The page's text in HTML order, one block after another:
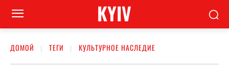
KYIV
ДОМОЙ ТЕГИ КУЛЬТУРНОЕ НАСЛЕДИЕ